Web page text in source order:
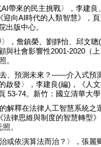
帶來的民主挑戰〉，李建良
迎向AI時代的人類智慧》，
出版中心。
，詹鎮榮、劉靜怡、邱文聰
與社會影響性2001-2020（
。
、預測未來？――介入式預
啟發〉，李建良(編)，《人
53-74。新竹：國立清華大學
解釋在法律人工智慧系統之
法律思維與制度的智慧轉型
。
或依演算法而治？〉，張麗